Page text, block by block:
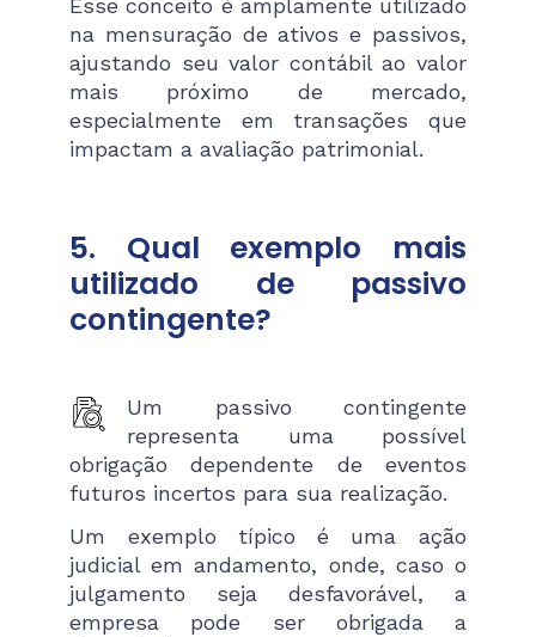
Esse conceito é amplamente utilizado
na mensuração de ativos e passivos,
ajustando seu valor contábil ao valor
mais próximo de mercado,
especialmente em transações que
impactam a avaliação patrimonial​.
5. Qual exemplo mais
utilizado de passivo
contingente?
Um passivo contingente
representa uma possível
obrigação dependente de eventos
futuros incertos para sua realização.
Um exemplo típico é uma ação
judicial em andamento, onde, caso o
julgamento seja desfavorável, a
empresa pode ser obrigada a